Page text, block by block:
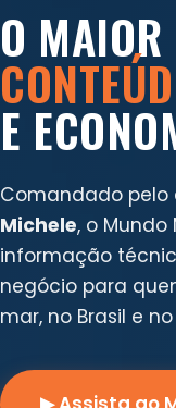
O
E
Comandado pelo
Michele, o
informação
negócio para
mar, no Brasil e